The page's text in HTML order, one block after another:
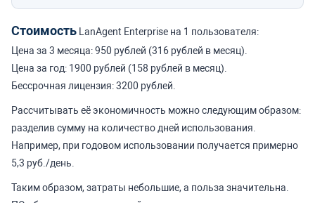
Стоимость LanAgent Enterprise на 1 пользователя:
Цена за 3 месяца: 950 рублей (316 рублей в месяц).
Цена за год: 1900 рублей (158 рублей в месяц).
Бессрочная лицензия: 3200 рублей.
Рассчитывать её экономичность можно следующим образом:
разделив сумму на количество дней использования.
Например, при годовом использовании получается примерно
5,3 руб./день.
Таким образом, затраты небольшие, а польза значительна.